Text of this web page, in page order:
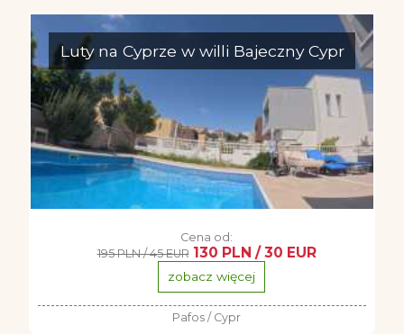
Luty na Cyprze w willi Bajeczny Cypr
Cena od:
195 PLN / 45 EUR 130 PLN / 30 EUR
zobacz więcej
Pafos / Cypr